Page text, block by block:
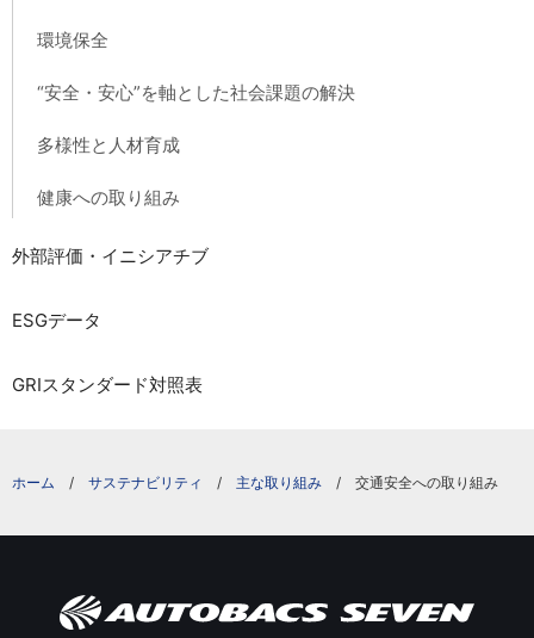
環境保全
“安全・安心”を軸とした社会課題の解決
多様性と人材育成
健康への取り組み
外部評価・イニシアチブ
ESGデータ
GRIスタンダード対照表
サステナビリティ 主な取り組み 交通安全への取り組み